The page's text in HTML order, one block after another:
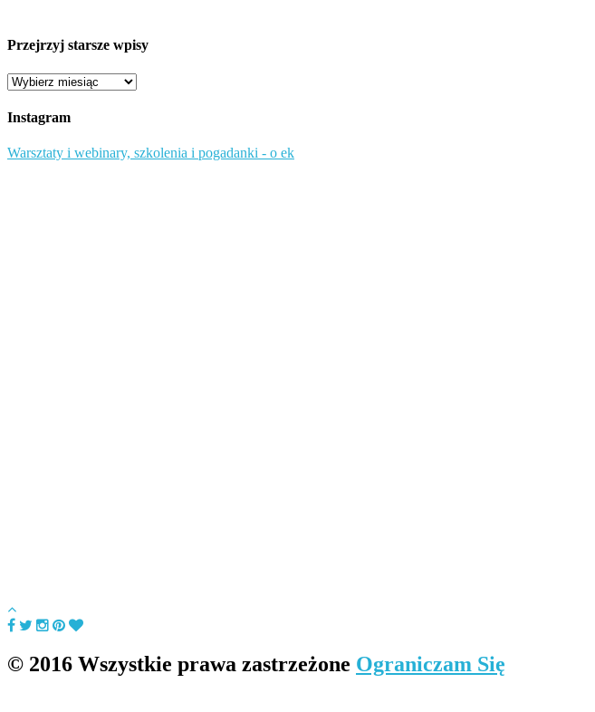
Przejrzyj starsze wpisy
Przejrzyj
wpisy
Instagram
Warsztaty i webinary, szkolenia i pogadanki - o ek
© 2016 Wszystkie prawa zastrzeżone Ograniczam Się